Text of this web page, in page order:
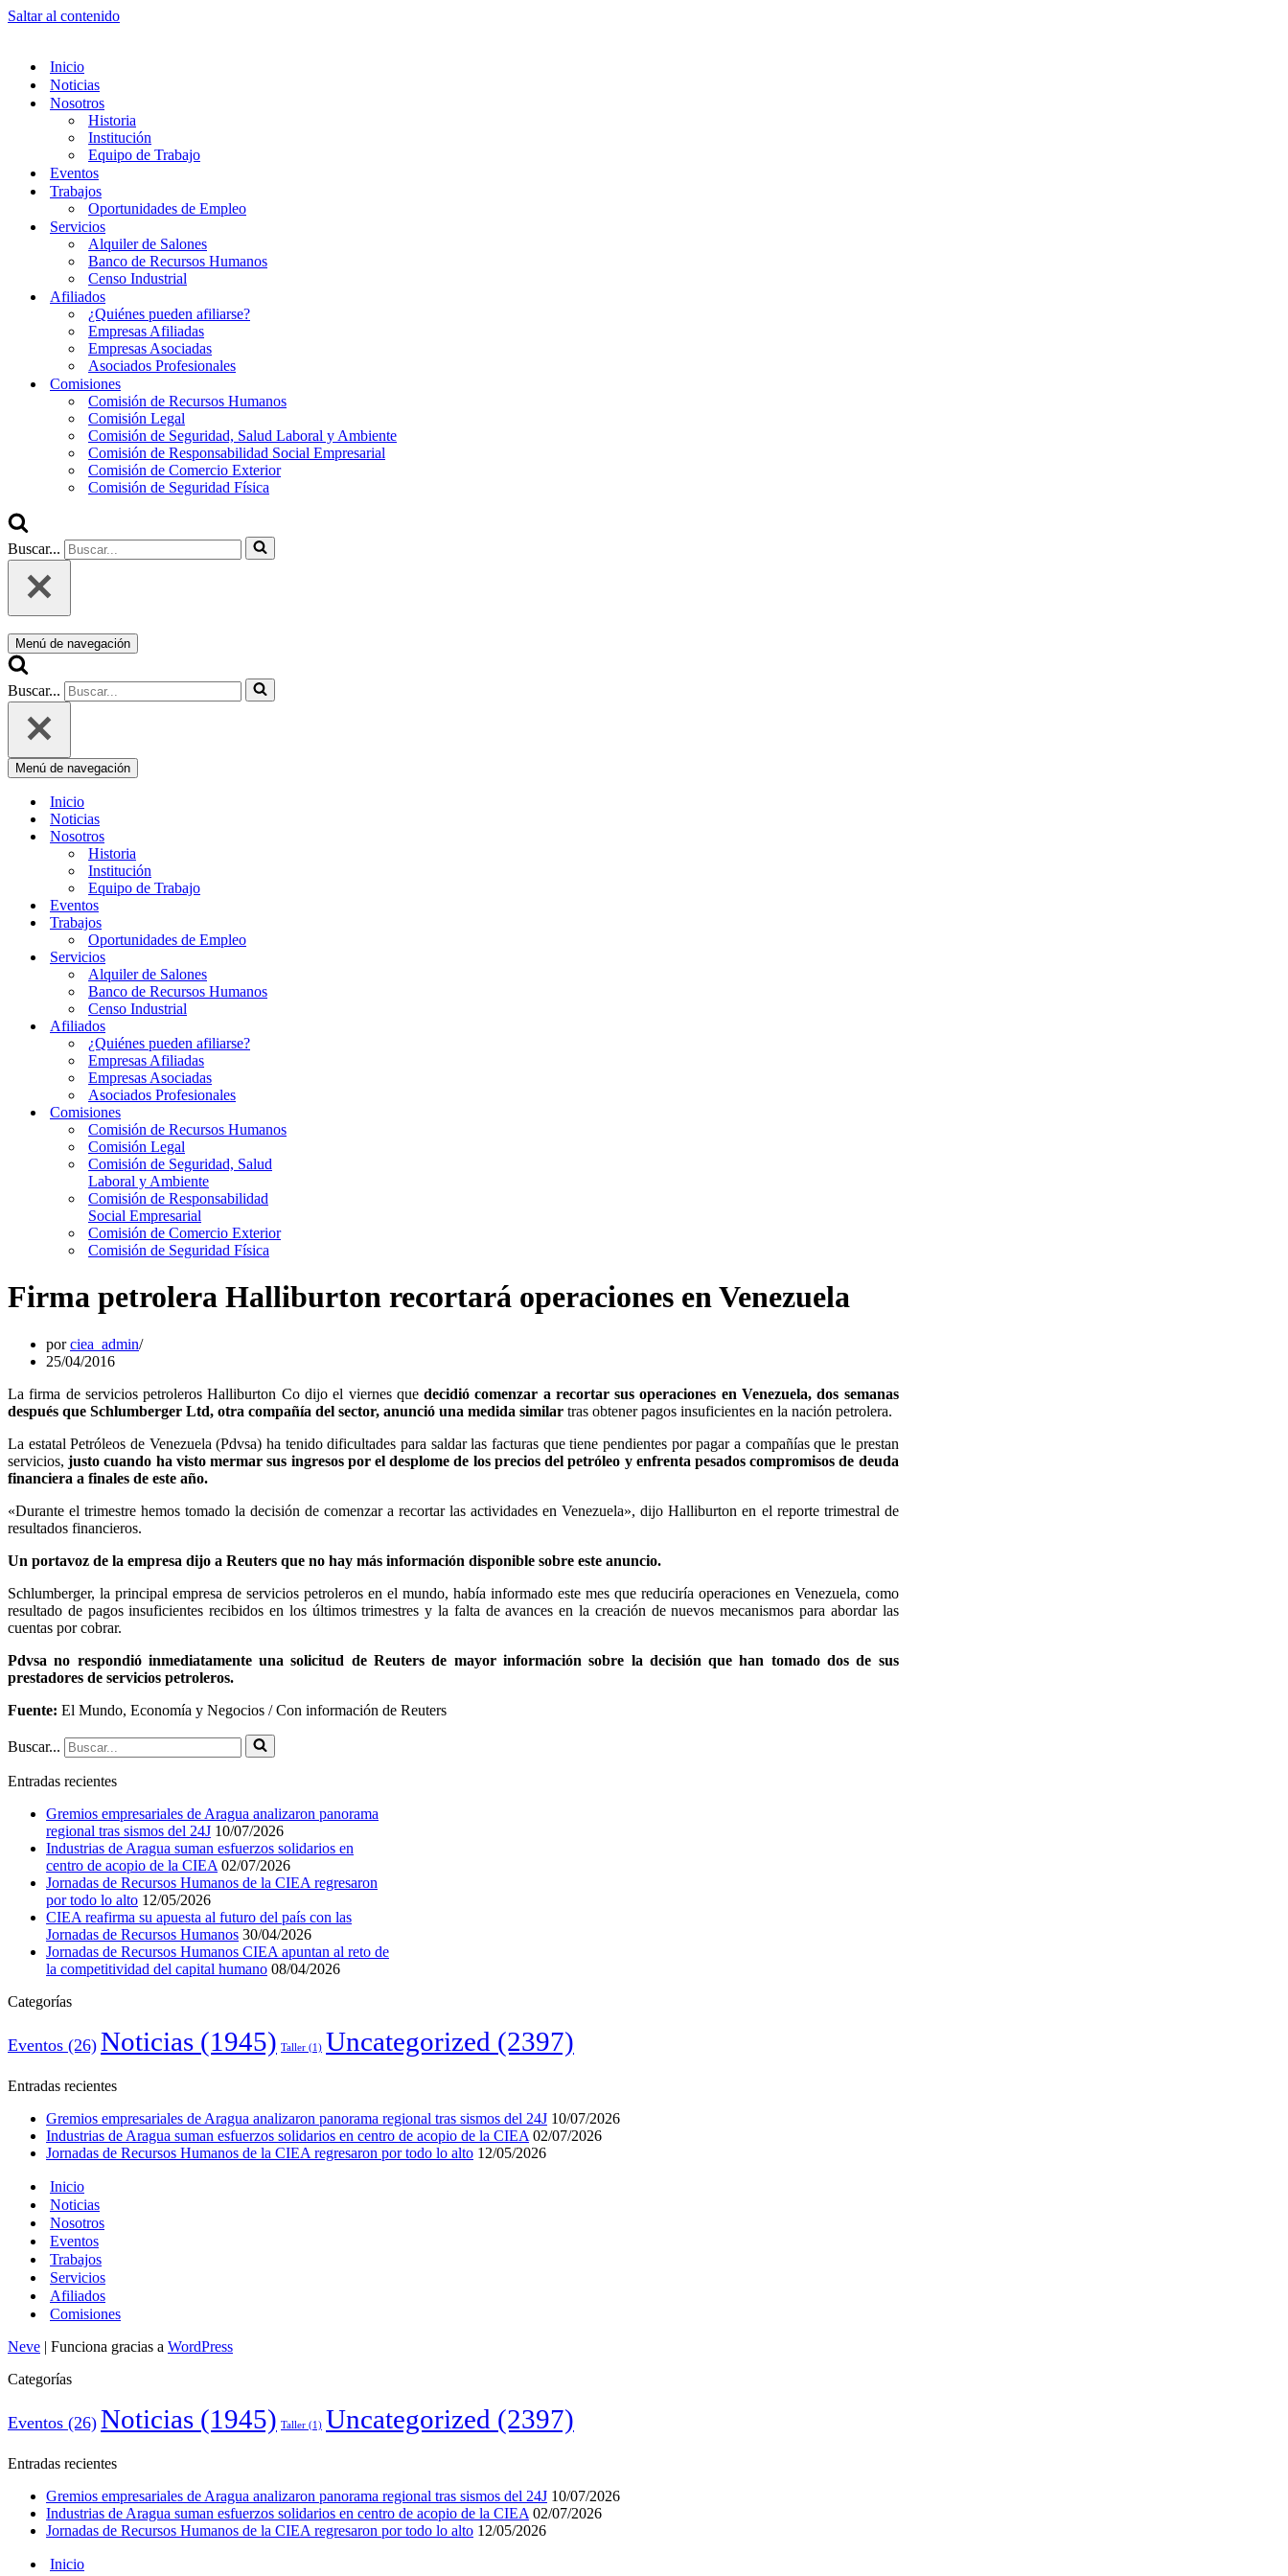
Saltar al contenido
Inicio
Noticias
Nosotros
Historia
Institución
Equipo de Trabajo
Eventos
Trabajos
Oportunidades de Empleo
Servicios
Alquiler de Salones
Banco de Recursos Humanos
Censo Industrial
Afiliados
¿Quiénes pueden afiliarse?
Empresas Afiliadas
Empresas Asociadas
Asociados Profesionales
Comisiones
Comisión de Recursos Humanos
Comisión Legal
Comisión de Seguridad, Salud Laboral y Ambiente
Comisión de Responsabilidad Social Empresarial
Comisión de Comercio Exterior
Comisión de Seguridad Física
Buscar...
Menú de navegación
Buscar...
Menú de navegación
Inicio
Noticias
Nosotros
Historia
Institución
Equipo de Trabajo
Eventos
Trabajos
Oportunidades de Empleo
Servicios
Alquiler de Salones
Banco de Recursos Humanos
Censo Industrial
Afiliados
¿Quiénes pueden afiliarse?
Empresas Afiliadas
Empresas Asociadas
Asociados Profesionales
Comisiones
Comisión de Recursos Humanos
Comisión Legal
Comisión de Seguridad, Salud
Laboral y Ambiente
Comisión de Responsabilidad
Social Empresarial
Comisión de Comercio Exterior
Comisión de Seguridad Física
Firma petrolera Halliburton recortará operaciones en Venezuela
porciea_admin
25/04/2016
La firma de servicios petroleros Halliburton Co dijo el viernes quedecidió comenzar a recortar sus operaciones en Venezuela, dos semanas
después que Schlumberger Ltd, otra compañía del sector, anunció una medida similar tras obtener pagos insuficientes en la nación petrolera.
La estatal Petróleos de Venezuela (Pdvsa) ha tenido dificultades para saldar las facturas que tiene pendientes por pagar a compañías que le prestan
servicios,justo cuando ha visto mermar sus ingresos por el desplome de los precios del petróleo y enfrenta pesados compromisos de deuda
financiera a finales de este año.
«Durante el trimestre hemos tomado la decisión de comenzar a recortar las actividades en Venezuela», dijo Halliburton en el reporte trimestral de
resultados financieros.
Un portavoz de la empresa dijo a Reuters que no hay más información disponible sobre este anuncio.
Schlumberger, la principal empresa de servicios petroleros en el mundo, había informado este mes que reduciría operaciones en Venezuela, como
resultado de pagos insuficientes recibidos en los últimos trimestres y la falta de avances en la creación de nuevos mecanismos para abordar las
cuentas por cobrar.
Pdvsa no respondió inmediatamente una solicitud de Reuters de mayor información sobre la decisión que han tomado dos de sus
prestadores de servicios petroleros.
Fuente: El Mundo, Economía y Negocios / Con información de Reuters
Buscar...
Entradas recientes
Gremios empresariales de Aragua analizaron panorama
regional tras sismos del 24J 10/07/2026
Industrias de Aragua suman esfuerzos solidarios en
centro de acopio de la CIEA 02/07/2026
Jornadas de Recursos Humanos de la CIEA regresaron
por todo lo alto 12/05/2026
CIEA reafirma su apuesta al futuro del país con las
Jornadas de Recursos Humanos 30/04/2026
Jornadas de Recursos Humanos CIEA apuntan al reto de
la competitividad del capital humano 08/04/2026
Categorías
Eventos (26) Noticias (1945) Taller (1) Uncategorized (2397)
Entradas recientes
Gremios empresariales de Aragua analizaron panorama regional tras sismos del 24J 10/07/2026
Industrias de Aragua suman esfuerzos solidarios en centro de acopio de la CIEA 02/07/2026
Jornadas de Recursos Humanos de la CIEA regresaron por todo lo alto 12/05/2026
Inicio
Noticias
Nosotros
Eventos
Trabajos
Servicios
Afiliados
Comisiones
Neve | Funciona gracias a WordPress
Categorías
Eventos (26) Noticias (1945) Taller (1) Uncategorized (2397)
Entradas recientes
Gremios empresariales de Aragua analizaron panorama regional tras sismos del 24J 10/07/2026
Industrias de Aragua suman esfuerzos solidarios en centro de acopio de la CIEA 02/07/2026
Jornadas de Recursos Humanos de la CIEA regresaron por todo lo alto 12/05/2026
Inicio